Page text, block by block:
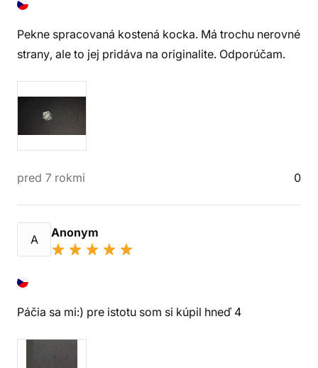
Pekne spracovaná kostená kocka. Má trochu nerovné
strany, ale to jej pridáva na originalite. Odporúčam.
pred 7 rokmi 0
A Anonym
Páčia sa mi:) pre istotu som si kúpil hneď 4